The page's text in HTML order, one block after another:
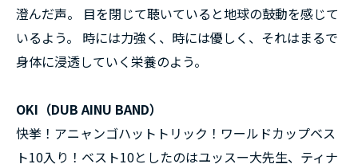
澄んだ声。 目を閉じて聴いていると地球の鼓動を感じて
いるよう。 時には力強く、時には優しく、それはまるで
身体に浸透していく栄養のよう。
OKI（DUB AINU BAND）
快挙！アニャンゴハットトリック！ワールドカップベス
ト10入り！ベスト10としたのはユッスー大先生、ティナ